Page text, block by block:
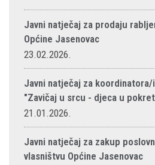
Javni natječaj za prodaju
Općine Jasenovac
23.02.2026.
Javni natječaj za
"Zavičaj u srcu - djeca u
21.01.2026.
Javni natječaj za zakup
vlasništvu Općine Jasenovac